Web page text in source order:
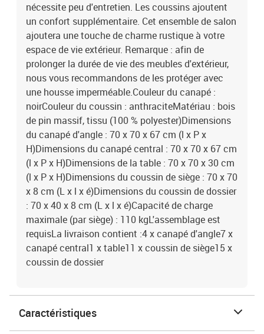
nécessite peu d'entretien. Les coussins ajoutent
un confort supplémentaire. Cet ensemble de salon
ajoutera une touche de charme rustique à votre
espace de vie extérieur. Remarque : afin de
prolonger la durée de vie des meubles d'extérieur,
nous vous recommandons de les protéger avec
une housse imperméable.Couleur du canapé :
noirCouleur du coussin : anthraciteMatériau : bois
de pin massif, tissu (100 % polyester)Dimensions
du canapé d'angle : 70 x 70 x 67 cm (l x P x
H)Dimensions du canapé central : 70 x 70 x 67 cm
(l x P x H)Dimensions de la table : 70 x 70 x 30 cm
(l x P x H)Dimensions du coussin de siège : 70 x 70
x 8 cm (L x l x é)Dimensions du coussin de dossier
: 70 x 40 x 8 cm (L x l x é)Capacité de charge
maximale (par siège) : 110 kgL'assemblage est
requisLa livraison contient :4 x canapé d'angle7 x
canapé central1 x table11 x coussin de siège15 x
coussin de dossier
Caractéristiques